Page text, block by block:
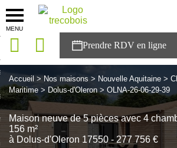
MENU
solutions
Trecobois
Retour à la liste
Accueil > Nos maisons > Nouvelle Aquitaine >
Maritime > Dolus-d'Oleron > OLNA-26-06-29-39
Maison neuve de 5 pièces avec 4
156 m²
à Dolus-d'Oleron 17550 - 277 756 €